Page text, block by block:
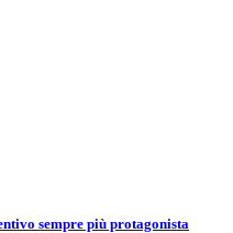
sempre più protagonista